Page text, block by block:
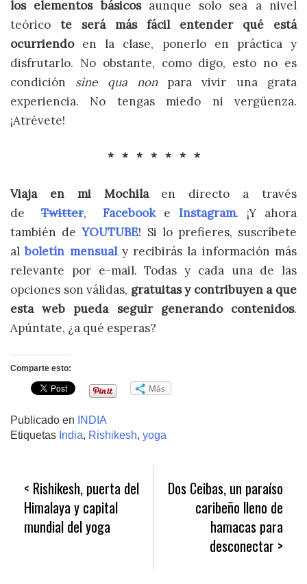
los elementos básicosaunque solo sea a nivel
teórico te será más fácil entender qué está
ocurriendoen la clase, ponerlo en práctica y
disfrutarlo. No obstante, como digo, esto no es
condición sine qua nonpara vivir una grata
experiencia. No tengas miedo ni vergüenza.
¡Atrévete!
* * * * * * *
Viaja en mi Mochila en directo a través
de Twitter, Facebooke Instagram. ¡Y ahora
también deYOUTUBE! Si lo prefieres, suscríbete
alboletín mensualy recibirás la información más
relevante por e-mail. Todas y cada una de las
opciones son válidas, gratuitas y contribuyen a que
esta web pueda seguir generando contenidos.
Apúntate, ¿a qué esperas?
Comparte esto:
Más
Publicado en
INDIA
Etiquetas India, Rishikesh, yoga
Navegación
de
entradas
Rishikesh, puerta del
Himalaya y capital
mundial del yoga
Dos Ceibas, un paraíso
caribeño lleno de
hamacas para
desconectar